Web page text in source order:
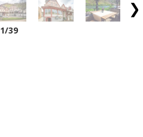
1/39